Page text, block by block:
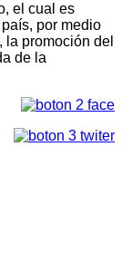
el cual es
por medio
promoción del
de la